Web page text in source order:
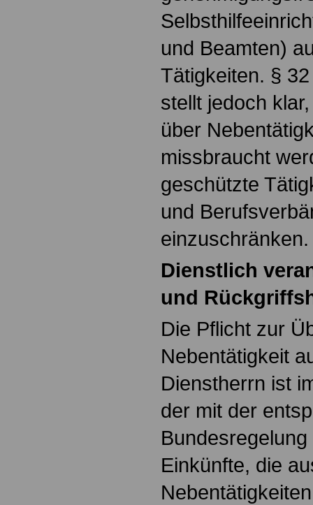
und Beamten)
Tätigkeiten. §
stellt jedoch
über
missbraucht
geschützte
und
einzuschränken.
Dienstlich
und
Die Pflicht zur
Nebentätigkeit
Dienstherrn ist
der mit der
Einkünfte, die